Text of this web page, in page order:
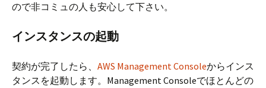
ので非コミュの人も安心して下さい。
インスタンスの起動
契約が完了したら、 AWS Management Consoleからインス
タンスを起動します。Management Consoleでほとんどの